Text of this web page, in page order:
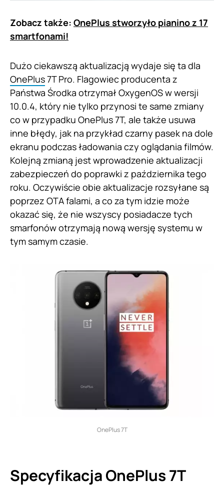
Zobacz także: OnePlus stworzyło pianino z 17
smartfonami!
Dużo ciekawszą aktualizacją wydaje się ta dla
OnePlus7T Pro. Flagowiec producenta z
Państwa Środka otrzymał OxygenOS w wersji
10.0.4, który nie tylko przynosi te same zmiany
co w przypadku OnePlus 7T, ale także usuwa
inne błędy, jak na przykład czarny pasek na dole
ekranu podczas ładowania czy oglądania filmów.
Kolejną zmianą jest wprowadzenie aktualizacji
zabezpieczeń do poprawki z października tego
roku. Oczywiście obie aktualizacje rozsyłane są
poprzez OTA falami, a co za tym idzie może
okazać się, że nie wszyscy posiadacze tych
smarfonów otrzymają nową wersję systemu w
tym samym czasie.
OnePlus 7T
Specyfikacja OnePlus 7T